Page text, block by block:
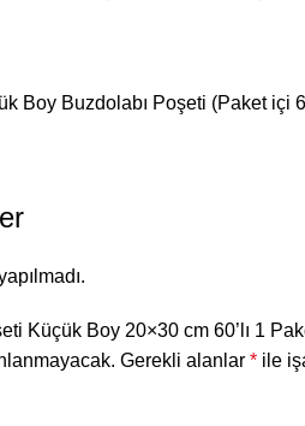
Boy Buzdolabı Poşeti (Paket içi
Küçük Boy 20×30 cm 60’lı 1
Gerekli alanlar * ile